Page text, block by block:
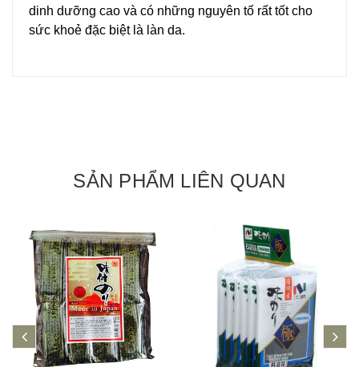
dinh dưỡng cao và có những nguyên tố rất tốt cho
sức khoẻ đặc biệt là làn da.
SẢN PHẨM LIÊN QUAN
prev